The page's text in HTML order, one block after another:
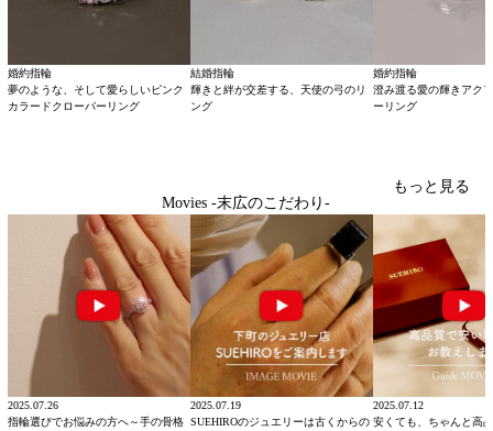
婚約指輪
夢のような、そして愛らしいピンク
カラードクローバーリング
結婚指輪
輝きと絆が交差する、天使の弓のリ
ング
婚約指輪
澄み渡る愛の輝きアク
ーリング
Movies -末広のこだわり-
もっと見る
2025.07.26
指輪選びでお悩みの方へ～手の骨格
2025.07.19
SUEHIROのジュエリーは古くからの
2025.07.12
安くても、ちゃんと高